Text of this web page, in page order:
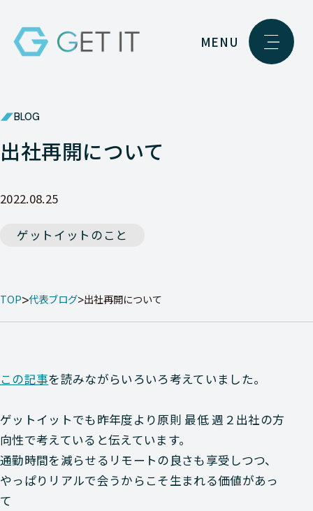
MENU
BLOG
出社再開について
2022.08.25
ゲットイットのこと
TOP 代表ブログ 出社再開について
この記事を読みながらいろいろ考えていました。
ゲットイットでも昨年度より原則 最低 週２出社の方
向性で考えていると伝えています。
通勤時間を減らせるリモートの良さも享受しつつ、
やっぱりリアルで会うからこそ生まれる価値があっ
て